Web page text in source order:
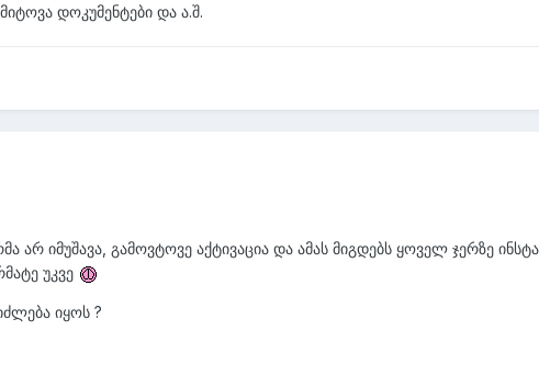
დოკუმენტები და ა.შ.
არ იმუშავა, გამოვტოვე აქტივაცია და ამას მიგდებს ყოველ ჯერზე
უკვე
იყოს ?